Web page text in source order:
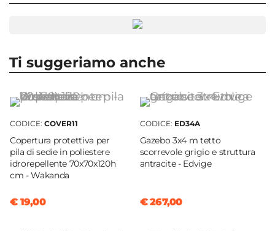
Ti consigliamo di proteggere sempre i tuoi arredi
raggi solari. Metti al riparo i tuoi arredi sotto una
copertura, oppure utilizza gli appositi dispositivi
per la cura e la manutenzione come le cover
protettive.
Sedia da giardino
Serie
Dimensioni
56 x 65 cm
Altezza
87 cm
Altezza Seduta
Braccioli
Ti suggeriamo anche
CODICE: COVER11
Copertura protettiva per
pila di sedie in poliestere
idrorepellente 70x70x120h
cm - Wakanda
€ 19,00
CODICE: ED34A
Gazebo 3x4 m tetto
scorrevole grigio e struttura
antracite - Edvige
€ 267,00